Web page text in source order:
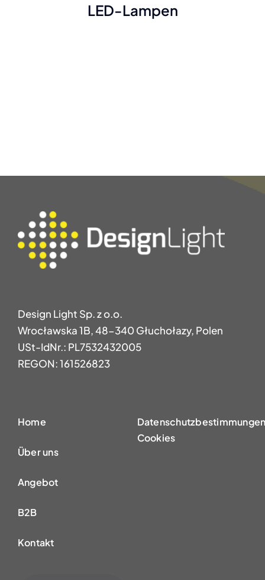
LED-Lampen
Design Light Sp. z o.o.
Wrocławska 1B, 48-340 Głuchołazy, Polen
USt-IdNr.: PL7532432005
REGON: 161526823
Home
Über uns
Angebot
B2B
Kontakt
Cookies